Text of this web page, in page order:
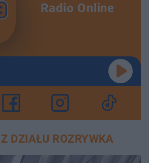
Radio Online
DZIAŁU ROZRYWKA